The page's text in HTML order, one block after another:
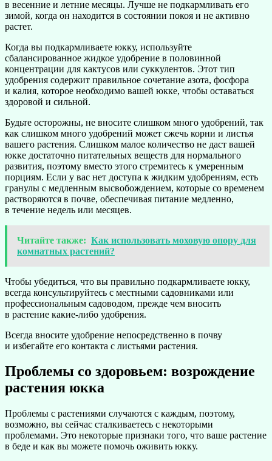
в весенние и летние месяцы. Лучше не подкармливать его
зимой, когда он находится в состоянии покоя и не активно
растет.
Когда вы подкармливаете юкку, используйте
сбалансированное жидкое удобрение в половинной
концентрации для кактусов или суккулентов. Этот тип
удобрения содержит правильное сочетание азота, фосфора
и калия, которое необходимо вашей юкке, чтобы оставаться
здоровой и сильной.
Будьте осторожны, не вносите слишком много удобрений, так
как слишком много удобрений может сжечь корни и листья
вашего растения. Слишком малое количество не даст вашей
юкке достаточно питательных веществ для нормального
развития, поэтому вместо этого стремитесь к умеренным
порциям. Если у вас нет доступа к жидким удобрениям, есть
гранулы с медленным высвобождением, которые со временем
растворяются в почве, обеспечивая питание медленно,
в течение недель или месяцев.
Читайте также: Как использовать моховую опору для
комнатных растений?
Чтобы убедиться, что вы правильно подкармливаете юкку,
всегда консультируйтесь с местными садовниками или
профессиональным садоводом, прежде чем вносить
в растение какие-либо удобрения.
Всегда вносите удобрение непосредственно в почву
и избегайте его контакта с листьями растения.
Проблемы со здоровьем: возрождение
растения юкка
Проблемы с растениями случаются с каждым, поэтому,
возможно, вы сейчас сталкиваетесь с некоторыми
проблемами. Это некоторые признаки того, что ваше растение
в беде и как вы можете помочь оживить юкку.